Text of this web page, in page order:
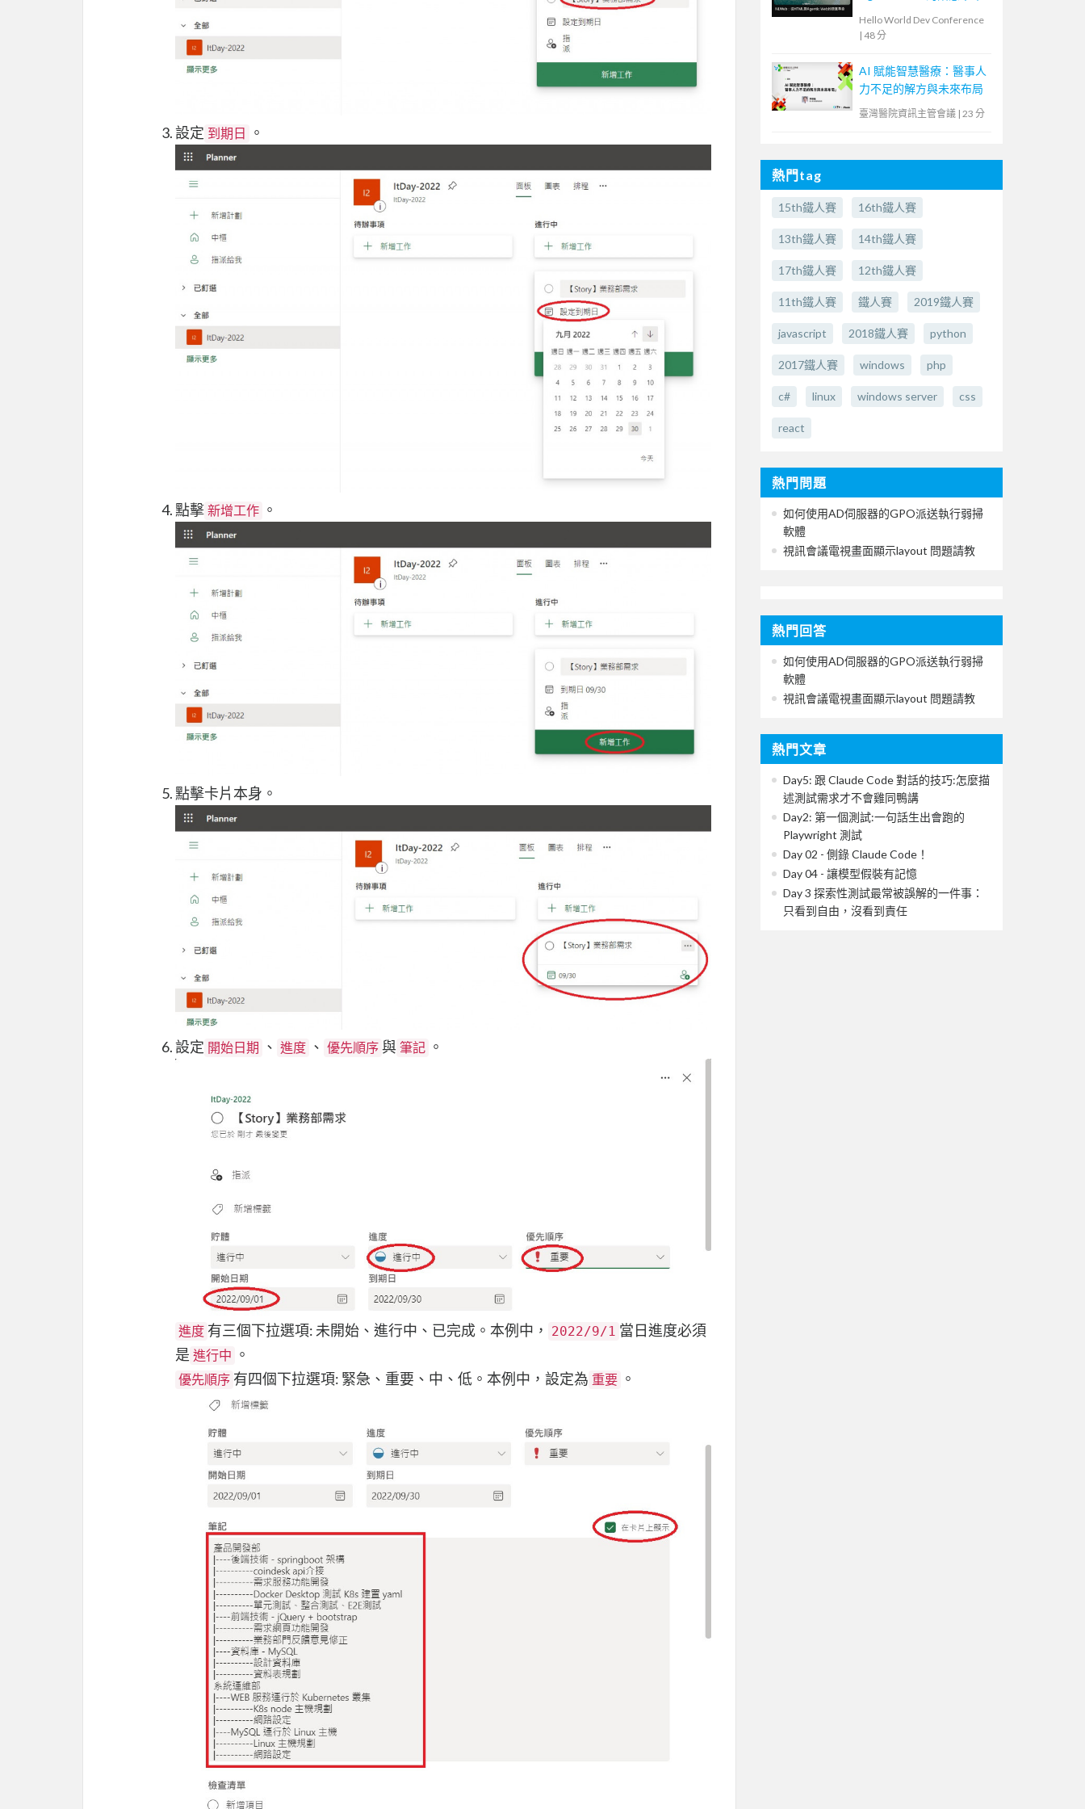
設定 到期日 。
點擊 新增工作 。
點擊卡片本身。
設定 開始日期 、 進度 、 優先順序 與 筆記 。
進度 有三個下拉選項: 未開始、進行中、已完成。本例中， 2022/9/1 當日進度必須
是 進行中 。
優先順序 有四個下拉選項: 緊急、重要、中、低。本例中，設定為 重要 。
Hello World Dev Conference
| 48 分
AI 賦能智慧醫療：醫事人
力不足的解方與未來布局
臺灣醫院資訊主管會議 | 23 分
熱門tag
15th鐵人賽 16th鐵人賽
13th鐵人賽 14th鐵人賽
17th鐵人賽 12th鐵人賽
11th鐵人賽 鐵人賽 2019鐵人賽
javascript 2018鐵人賽 python
2017鐵人賽 windows php
c# linux windows server css
react
熱門問題
如何使用AD伺服器的GPO派送執行弱掃
軟體
視訊會議電視畫面顯示layout 問題請教
熱門回答
如何使用AD伺服器的GPO派送執行弱掃
軟體
視訊會議電視畫面顯示layout 問題請教
熱門文章
Day5: 跟 Claude Code 對話的技巧:怎麼描
述測試需求才不會雞同鴨講
Day2: 第一個測試:一句話生出會跑的
Playwright 測試
Day 02 - 側錄 Claude Code！
Day 04 - 讓模型假裝有記憶
Day 3 探索性測試最常被誤解的一件事：
只看到自由，沒看到責任